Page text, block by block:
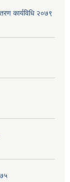
कार्यविधि २०७९